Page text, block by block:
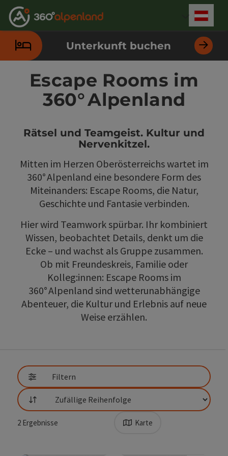
Zum Inhalt
Zur Navigation
Zum Seitenanfang
Zur Kontaktseite
Zur Suche
Zum Impressum
Zu den Hinweisen zur Bedienung der Website
Zur Startseite
Unterkunft buchen
Escape Rooms im
360° Alpenland
Rätsel und Teamgeist. Kultur und
Nervenkitzel.
Mitten im Herzen Oberösterreichs wartet im
360° Alpenland eine besondere Form des
Miteinanders: Escape Rooms, die Natur,
Geschichte und Fantasie verbinden.
Hier wird Teamwork spürbar. Ihr kombiniert
Wissen, beobachtet Details, denkt um die
Ecke – und wachst als Gruppe zusammen.
Ob mit Freundeskreis, Familie oder
Kolleg:innen: Escape Rooms im
360° Alpenland sind wetterunabhängige
Abenteuer, die Kultur und Erlebnis auf neue
Weise erzählen.
Filtern
Sortierung
2 Ergebnisse Karte